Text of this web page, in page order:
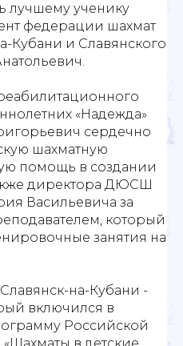
лучшему ученику
федерации шахмат
Кубани и Славянского
«Надежда»
сердечно
шахматную
помощь в создании
директора ДЮСШ
Васильевича за
который
занятия на
на-Кубани -
включился в
Российской